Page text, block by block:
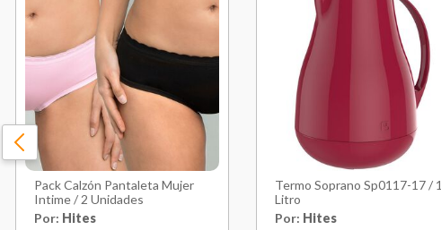
Pack Calzón Pantaleta Mujer
Intime / 2 Unidades
Por: Hites
Termo Soprano Sp0117-17 / 1
Litro
Por: Hites